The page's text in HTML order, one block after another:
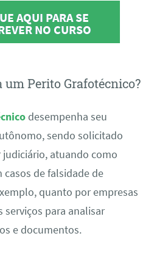
AQUI PARA SE
NO CURSO
um Perito Grafotécnico?
desempenha seu
sendo solicitado
atuando como
de falsidade de
quanto por empresas
serviços para analisar
e documentos.